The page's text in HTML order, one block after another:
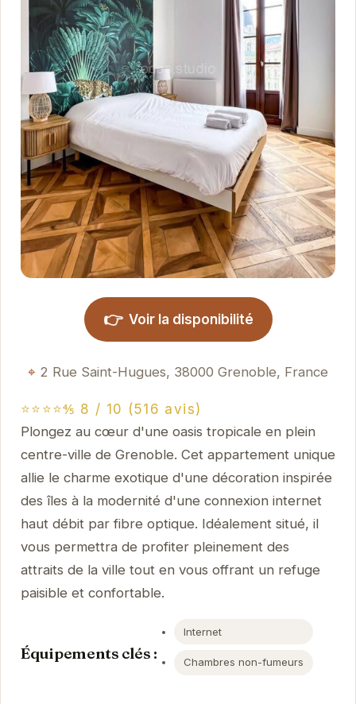
👉 Voir la disponibilité
2 Rue Saint-Hugues, 38000 Grenoble, France
⭐⭐⭐⭐⅘ 8 / 10 (516 avis)
Plongez au cœur d'une oasis tropicale en plein
centre-ville de Grenoble. Cet appartement unique
allie le charme exotique d'une décoration inspirée
des îles à la modernité d'une connexion internet
haut débit par fibre optique. Idéalement situé, il
vous permettra de profiter pleinement des
attraits de la ville tout en vous offrant un refuge
paisible et confortable.
Équipements clés :
Internet
Chambres non-fumeurs